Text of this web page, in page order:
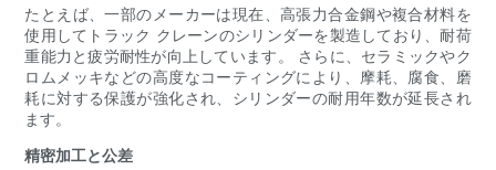
たとえば、一部のメーカーは現在、高張力合金鋼や複合材料を
使用してトラック クレーンのシリンダーを製造しており、耐荷
重能力と疲労耐性が向上しています。 さらに、セラミックやク
ロムメッキなどの高度なコーティングにより、摩耗、腐食、磨
耗に対する保護が強化され、シリンダーの耐用年数が延長され
ます。
精密加工と公差